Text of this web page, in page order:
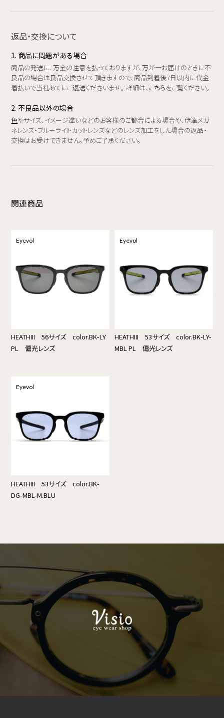
返品・交換について
1. 商品に問題がある場合
商品の発送に、万全の注意を払っておりますが、万が一お届けのときに不
良品の場合は良品交換させて頂きますので、商品到着後7日以内に代金
着払いで当社あてにご返送くださいませ。 詳細は、 こちらをご覧ください。
2. 不良品以外の場合
色やサイズ、イメージ違いなどのお客様のご都合による場合や、伊達メガ
ネレンズ・ブルーライトカットレンズなどのレンズ加工をした場合の返品・
交換はお受けできません。予めご了承ください。
関連商品
Eyevol
HEATHIII 56サイズ color.BK-LY
PL 偏光レンズ
Eyevol
HEATHIII 53サイズ color.BK-LY-
MBL PL 偏光レンズ
Eyevol
HEATHIII 53サイズ color.BK-
DG-MBL-M.BLU